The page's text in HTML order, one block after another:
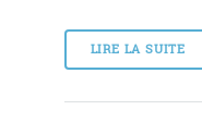
LIRE LA SUITE